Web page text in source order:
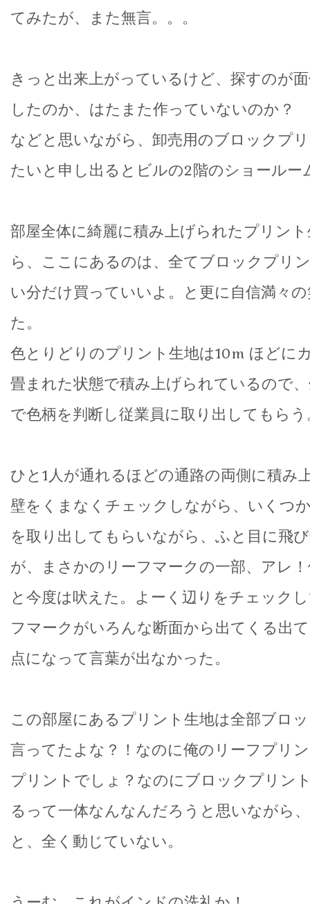
てみたが、また無言。。。
きっと出来上がっているけど、探すのが
したのか、はたまた作っていないのか？
などと思いながら、卸売用のブロックプ
たいと申し出るとビルの2階のショールー
部屋全体に綺麗に積み上げられたプリン
ら、ここにあるのは、全てブロックプリ
い分だけ買っていいよ。と更に自信満々
た。
色とりどりのプリント生地は10m ほどに
畳まれた状態で積み上げられているので
で色柄を判断し従業員に取り出してもら
ひと1人が通れるほどの通路の両側に積み
壁をくまなくチェックしながら、いくつ
を取り出してもらいながら、ふと目に飛
が、まさかのリーフマークの一部、アレ
と今度は吠えた。よーく辺りをチェック
フマークがいろんな断面から出てくる出
点になって言葉が出なかった。
この部屋にあるプリント生地は全部ブロ
言ってたよな？！なのに俺のリーフプリ
プリントでしょ？なのにブロックプリン
るって一体なんなんだろうと思いながら
と、全く動じていない。